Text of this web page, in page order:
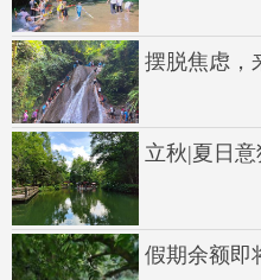
摆脱焦虑，
立秋|夏日
假期余额即